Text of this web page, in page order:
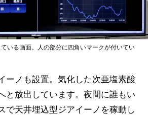
いる画面。人の部分に四角いマークが付いてい
ーノも設置。気化した次亜塩素酸
と放出しています。夜間に誰もい
で天井埋込型ジアイーノを稼動し